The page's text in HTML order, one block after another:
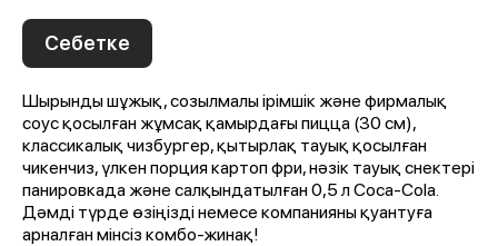
Себетке
Шырынды шұжық, созылмалы ірімшік және фирмалық
соус қосылған жұмсақ қамырдағы пицца (30 см),
классикалық чизбургер, қытырлақ тауық қосылған
чикенчиз, үлкен порция картоп фри, нәзік тауық снектері
панировкада және салқындатылған 0,5 л Coca-Cola.
Дәмді түрде өзіңізді немесе компанияны қуантуға
арналған мінсіз комбо-жинақ!